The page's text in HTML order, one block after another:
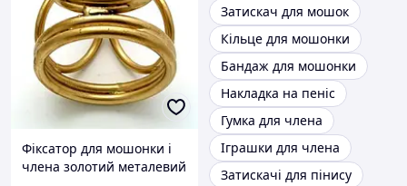
Фіксатор для мошонки і
члена золотий металевий
Затискач для мошок
Кільце для мошонки
Бандаж для мошонки
Накладка на пеніс
Гумка для члена
Іграшки для члена
Затискачі для пінису